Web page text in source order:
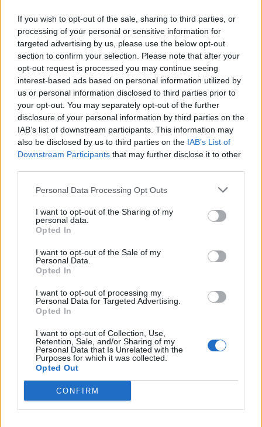
If you wish to opt-out of the sale, sharing to third parties, or
processing of your personal or sensitive information for
targeted advertising by us, please use the below opt-out
section to confirm your selection. Please note that after your
opt-out request is processed you may continue seeing
interest-based ads based on personal information utilized by
us or personal information disclosed to third parties prior to
your opt-out. You may separately opt-out of the further
disclosure of your personal information by third parties on the
IAB’s list of downstream participants. This information may
also be disclosed by us to third parties on the IAB’s List of
Downstream Participants that may further disclose it to other
Personal Data Processing Opt Outs
I want to opt-out of the Sharing of my
personal data.
Opted In
I want to opt-out of the Sale of my
Personal Data.
Opted In
I want to opt-out of processing my
Personal Data for Targeted Advertising.
Opted In
I want to opt-out of Collection, Use,
Retention, Sale, and/or Sharing of my
Personal Data that Is Unrelated with the
Purposes for which it was collected.
Opted Out
CONFIRM
πεις ότι δεν θέλεις, ξεκινάει η επιχειρηματολογία περί
ολοκλήρωσης του ανθρώπου και κάπου εκεί αρχίζει
ο κλοιός να στενεύει. Νιώθετε σα να βρίσκεστε σε
οικογενειακό τραπέζι και πρέπει να απολογηθείτε για
τη ζωή που έχετε επιλέξει εσείς. Αυτή η μάστιγα
ξαφνικά σας ακολουθεί και σε ένα κατά τ’ άλλα
“χαλαρό καφέ”. Προσπαθείτε να κρατήσετε τα
νεύρα σας, να μην κάνετε μορφασμούς και να
προσπάθεια. Ένα αστείο ίσως αρκεί για να
ελαφρύνει το κλίμα, όμως το πιο αποτελεσματικό
είναι να προσποιηθείτε ότι σας ενδιαφέρει η
συζήτηση.
Σε τέτοιους καφέδες συνήθως επιδεικνύονται
φωτογραφίες από διακοπές, κατοικίδια και βρέφη.
Το «ααα τι ωραία» κολλάει παντού σαν τον
μαϊντανό, βγαίνει φυσικά και αβίαστα σα να το
εννοούμε, ενώ στην πραγματικότητα δεν δίνουμε